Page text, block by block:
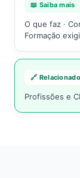
📖 Saiba mais
O que faz ·
Formação
🔗
Profissões e